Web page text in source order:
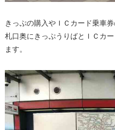
きっぷの購入やＩＣカード乗車
札口奥にきっぷうりばとＩＣカ
ます。